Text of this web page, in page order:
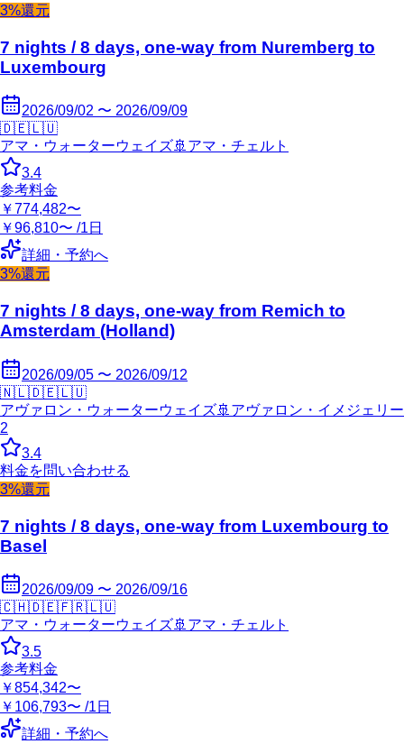
3%還元
7 nights / 8 days, one-way from Nuremberg to
Luxembourg
2026/09/02 〜 2026/09/09
🇩🇪🇱🇺
アマ・ウォーターウェイズ🚢 アマ・チェルト
3.4
参考料金
￥774,482〜
￥96,810〜 /1日
詳細・予約へ
3%還元
7 nights / 8 days, one-way from Remich to
Amsterdam (Holland)
2026/09/05 〜 2026/09/12
🇳🇱🇩🇪🇱🇺
アヴァロン・ウォーターウェイズ🚢 アヴァロン・イメジェリー
2
3.4
料金を問い合わせる
3%還元
7 nights / 8 days, one-way from Luxembourg to
Basel
2026/09/09 〜 2026/09/16
🇨🇭🇩🇪🇫🇷🇱🇺
アマ・ウォーターウェイズ🚢 アマ・チェルト
3.5
参考料金
￥854,342〜
￥106,793〜 /1日
詳細・予約へ